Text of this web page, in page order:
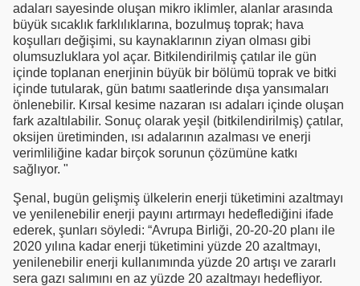
adaları sayesinde oluşan mikro iklimler, alanlar arasında
büyük sıcaklık farklılıklarına, bozulmuş toprak; hava
koşulları değişimi, su kaynaklarının ziyan olması gibi
olumsuzluklara yol açar. Bitkilendirilmiş çatılar ile gün
içinde toplanan enerjinin büyük bir bölümü toprak ve bitki
içinde tutularak, gün batımı saatlerinde dışa yansımaları
önlenebilir. Kırsal kesime nazaran ısı adaları içinde oluşan
fark azaltılabilir. Sonuç olarak yeşil (bitkilendirilmiş) çatılar,
oksijen üretiminden, ısı adalarının azalması ve enerji
verimliliğine kadar birçok sorunun çözümüne katkı
sağlıyor. "
Şenal, bugün gelişmiş ülkelerin enerji tüketimini azaltmayı
ve yenilenebilir enerji payını artırmayı hedeflediğini ifade
ederek, şunları söyledi: “Avrupa Birliği, 20-20-20 planı ile
2020 yılına kadar enerji tüketimini yüzde 20 azaltmayı,
yenilenebilir enerji kullanımında yüzde 20 artışı ve zararlı
sera gazı salımını en az yüzde 20 azaltmayı hedefliyor.